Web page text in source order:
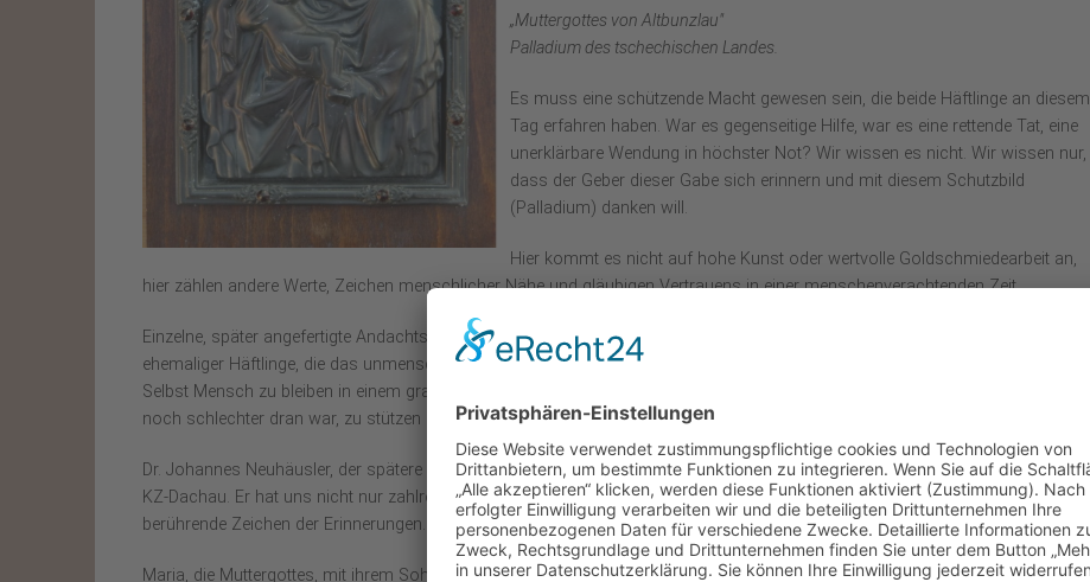
„Muttergottes von Altbunzlau"
Palladium des tschechischen Landes.
Es muss eine schützende Macht gewesen sein, die beide Häftlinge an diesem
Tag erfahren haben. War es gegenseitige Hilfe, war es eine rettende Tat, eine
unerklärbare Wendung in höchster Not? Wir wissen es nicht. Wir wissen nur,
dass der Geber dieser Gabe sich erinnern und mit diesem Schutzbild
(Palladium) danken will.
Hier kommt es nicht auf hohe Kunst oder wertvolle Goldschmiedearbeit an,
hier zählen andere Werte, Zeichen menschlicher Nähe und gläubigen Vertrauens in einer menschenverachtenden Zeit.
Einzelne, später angefertigte Andachtsgegenstände zeugen von der Dankbarkeit
ehemaliger Häftlinge, die das unmenschliche System der KZ-Zeit überlebt haben.
Selbst Mensch zu bleiben in einem grausamen Umfeld bedeutete oft, Mitleiden mit einem Nachbarn, zu teilen mit einem, der
noch schlechter dran war, zu stützen und zu helfen, wo es möglich war. Auch darin konnte sich Menschwerdung ereignen.
Dr. Johannes Neuhäusler, der spätere Weihbischof und unser Stifter, war von 1941 – 1945 als Sonderhäftling im Bunker des
KZ-Dachau. Er hat uns nicht nur zahlreiche Dokumente zu seiner und unserer Geschichte übergeben, sondern auch
berührende Zeichen der Erinnerungen.
Maria, die Muttergottes, mit ihrem Sohn wurde für viele Gefangene Zuflucht und Fürbitterin. Das zeigt die kleine Abbildung